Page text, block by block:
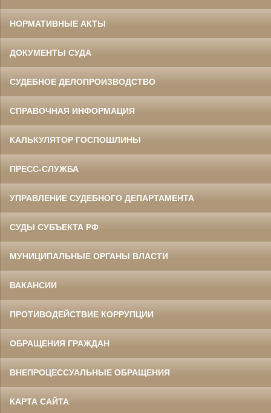
Данилов Василий Степанович
Председатель Белгородского
в период с 1960 по 1973 гг.
Ермоленко Фаина Семеновна
Главный бухгалтер Белгородского
областного суда
НОРМАТИВНЫЕ АКТЫ
ДОКУМЕНТЫ СУДА
СУДЕБНОЕ ДЕЛОПРОИЗВОДСТВО
СПРАВОЧНАЯ ИНФОРМАЦИЯ
КАЛЬКУЛЯТОР ГОСПОШЛИНЫ
ПРЕСС-СЛУЖБА
УПРАВЛЕНИЕ СУДЕБНОГО ДЕПАРТАМЕНТА
СУДЫ СУБЪЕКТА РФ
МУНИЦИПАЛЬНЫЕ ОРГАНЫ ВЛАСТИ
ВАКАНСИИ
ПРОТИВОДЕЙСТВИЕ КОРРУПЦИИ
ОБРАЩЕНИЯ ГРАЖДАН
ВНЕПРОЦЕССУАЛЬНЫЕ ОБРАЩЕНИЯ
КАРТА САЙТА